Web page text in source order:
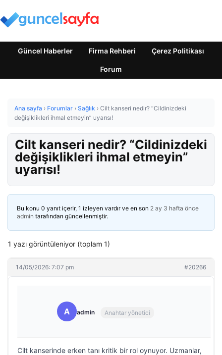
Güncel Haberler Firma Rehberi Çerez Politikası
Forum
Ana sayfa › Forumlar › Sağlık › Cilt kanseri nedir? “Cildinizdeki
değişiklikleri ihmal etmeyin” uyarısı!
Cilt kanseri nedir? “Cildinizdeki
değişiklikleri ihmal etmeyin”
uyarısı!
Bu konu 0 yanıt içerir, 1 izleyen vardır ve en son 2 ay 3 hafta önce
admin tarafından güncellenmiştir.
1 yazı görüntüleniyor (toplam 1)
14/05/2026: 7:07 pm #20266
A admin Anahtar yönetici
Cilt kanserinde erken tanı kritik bir rol oynuyor. Uzmanlar,